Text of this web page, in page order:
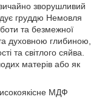
зворушливий
груддю Немовля
та безмежної
духовною глибиною,
та світлого сяйва.
матерів або як
МДФ